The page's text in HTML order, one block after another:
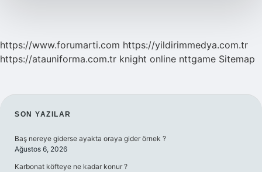
https://www.forumarti.com https://yildirimmedya.com.tr
https://atauniforma.com.tr knight online nttgame Sitemap
SIDEBAR
SON YAZILAR
Baş nereye giderse ayakta oraya gider örnek ?
Ağustos 6, 2026
Karbonat köfteye ne kadar konur ?